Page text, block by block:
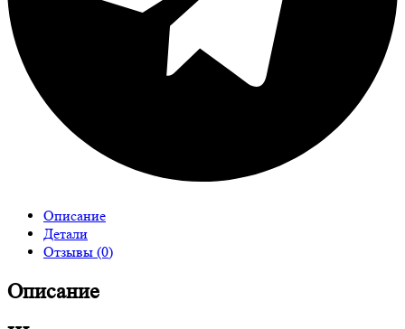
Описание
Детали
Отзывы (0)
Описание